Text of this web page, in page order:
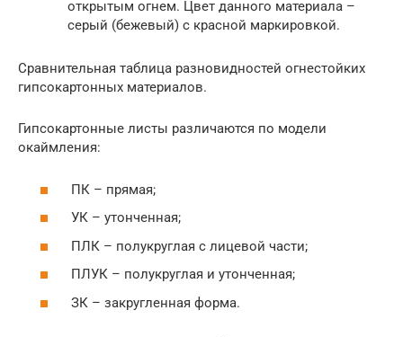
открытым огнем. Цвет данного материала –
серый (бежевый) с красной маркировкой.
Сравнительная таблица разновидностей огнестойких
гипсокартонных материалов.
Гипсокартонные листы различаются по модели
окаймления:
ПК – прямая;
УК – утонченная;
ПЛК – полукруглая с лицевой части;
ПЛУК – полукруглая и утонченная;
ЗК – закругленная форма.